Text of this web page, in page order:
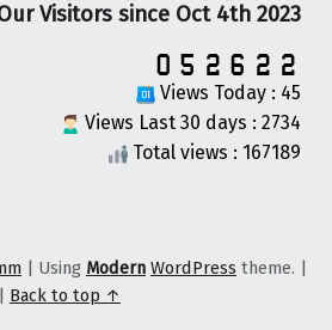
Visitors since Oct 4th 2023
Views Today : 45
Views Last 30 days : 2734
Total views : 167189
| Using Modern WordPress theme. |
| Back to top ↑